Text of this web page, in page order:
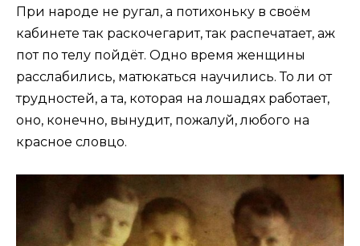
При народе не ругал, а потихоньку в своём
кабинете так раскочегарит, так распечатает, аж
пот по телу пойдёт. Одно время женщины
расслабились, матюкаться научились. То ли от
трудностей, а та, которая на лошадях работает,
оно, конечно, вынудит, пожалуй, любого на
красное словцо.